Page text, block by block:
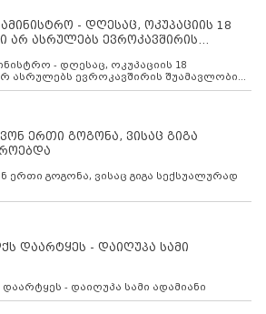
- დღესაც, ოკუპაციის 18
არ ასრულებს ევროკავშირის
- დღესაც, ოკუპაციის 18
ასრულებს ევროკავშირის შუამავლობით
ცეცხლის შეწყვეტის
რეგიონებში, აგრძელებს მათი
და აქტიურად დგამს ნაბიჯებს მათი
ერთი გოგონა, ვისაც გიგა
ერთი გოგონა, ვისაც გიგა სექსუალურად
დაარტყეს - დაიღუპა სამი
- დაიღუპა სამი ადამიანი